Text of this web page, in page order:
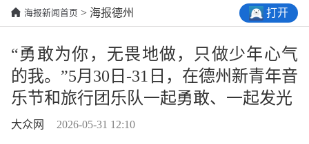
海报新闻首页 > 海报德州 打开
“勇敢为你，无畏地做，只做少年心气
的我。”5月30日-31日，在德州新青年音
乐节和旅行团乐队一起勇敢、一起发光
大众网 2026-05-31 12:10